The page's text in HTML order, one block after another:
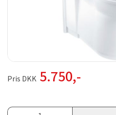
Pris DKK 5.750,-